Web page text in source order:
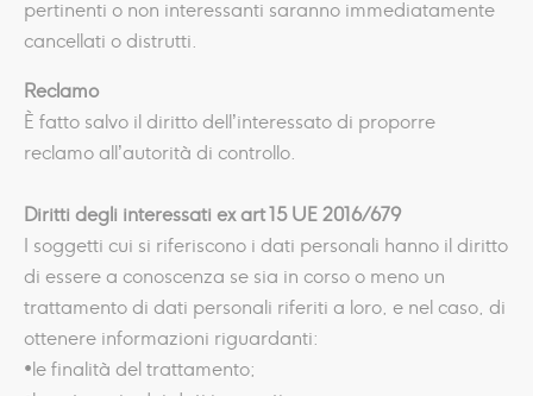
pertinenti o non interessanti saranno immediatamente
cancellati o distrutti.
Reclamo
È fatto salvo il diritto dell’interessato di proporre
reclamo all’autorità di controllo.
Diritti degli interessati ex art 15 UE 2016/679
I soggetti cui si riferiscono i dati personali hanno il diritto
di essere a conoscenza se sia in corso o meno un
trattamento di dati personali riferiti a loro, e nel caso, di
ottenere informazioni riguardanti:
•le finalità del trattamento;